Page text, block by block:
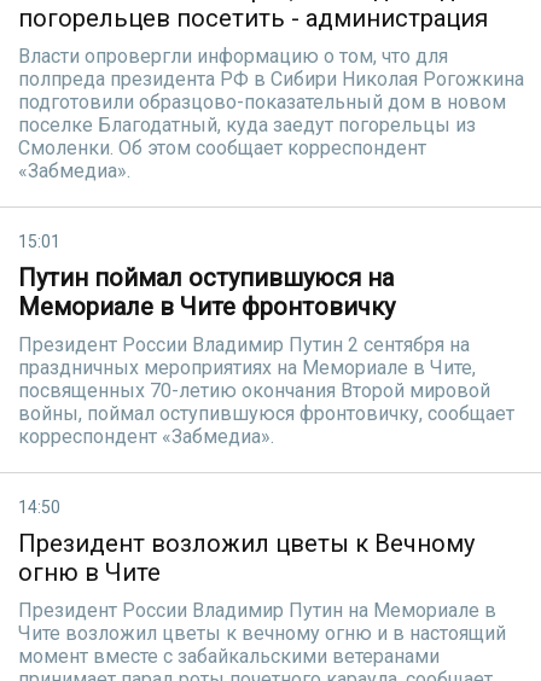
погорельцев посетить - администрация
Власти опровергли информацию о том, что для
полпреда президента РФ в Сибири Николая Рогожкина
подготовили образцово-показательный дом в новом
поселке Благодатный, куда заедут погорельцы из
Смоленки. Об этом сообщает корреспондент
«Забмедиа».
15:01
Путин поймал оступившуюся на
Мемориале в Чите фронтовичку
Президент России Владимир Путин 2 сентября на
праздничных мероприятиях на Мемориале в Чите,
посвященных 70-летию окончания Второй мировой
войны, поймал оступившуюся фронтовичку, сообщает
корреспондент «Забмедиа».
14:50
Президент возложил цветы к Вечному
огню в Чите
Президент России Владимир Путин на Мемориале в
Чите возложил цветы к вечному огню и в настоящий
момент вместе с забайкальскими ветеранами